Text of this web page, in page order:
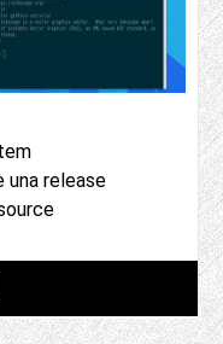
una release